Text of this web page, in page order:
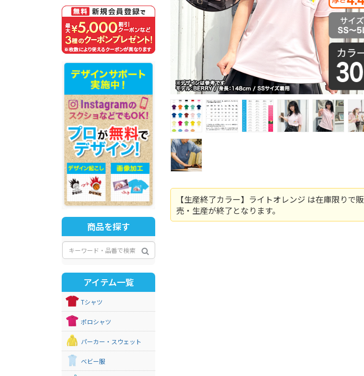
【生産終了カラー】ライトオレンジ は在庫限りで販
売・生産が終了となります。
商品を探す
アイテム一覧
Tシャツ
ポロシャツ
パーカー・スウェット
ベビー服